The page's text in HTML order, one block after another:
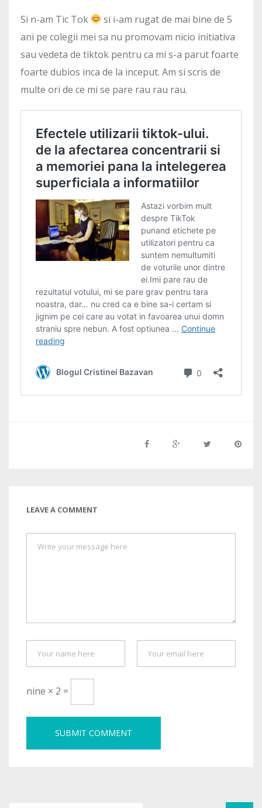
Si n-am Tic Tok
si i-am rugat de mai bine de 5
ani pe colegii mei sa nu promovam nicio initiativa
sau vedeta de tiktok pentru ca mi s-a parut foarte
foarte dubios inca de la inceput. Am si scris de
multe ori de ce mi se pare rau rau rau.
LEAVE A COMMENT
nine × 2 =